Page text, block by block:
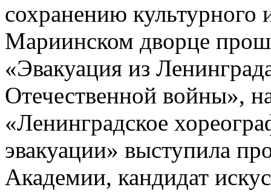
сохранению культурного
Мариинском дворце
«Эвакуация из
Отечественной войны»,
«Ленинградское
эвакуации» выступила
Академии, кандидат